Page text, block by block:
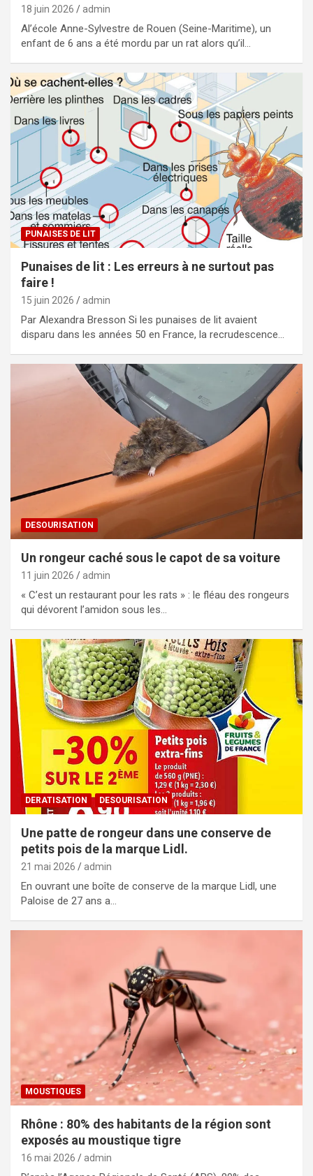
18 juin 2026 admin
Al’école Anne-Sylvestre de Rouen (Seine-Maritime), un
enfant de 6 ans a été mordu par un rat alors qu’il…
PUNAISES DE LIT
Punaises de lit : Les erreurs à ne surtout pas
faire !
15 juin 2026 admin
Par Alexandra Bresson Si les punaises de lit avaient
disparu dans les années 50 en France, la recrudescence…
DESOURISATION
Un rongeur caché sous le capot de sa voiture
11 juin 2026 admin
« C’est un restaurant pour les rats » : le fléau des rongeurs
qui dévorent l’amidon sous les…
DERATISATION DESOURISATION
Une patte de rongeur dans une conserve de
petits pois de la marque Lidl.
21 mai 2026 admin
En ouvrant une boîte de conserve de la marque Lidl, une
Paloise de 27 ans a…
MOUSTIQUES
Rhône : 80% des habitants de la région sont
exposés au moustique tigre
16 mai 2026 admin